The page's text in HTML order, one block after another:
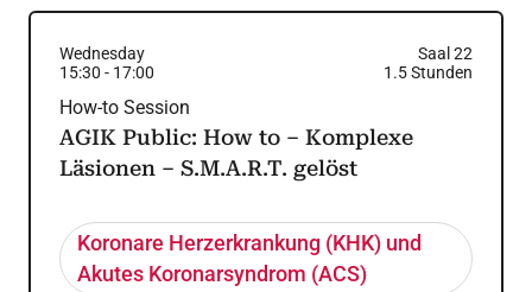
Wednesday
Saal 22
15:30 - 17:00 1.5Stunden
How-to Session
AGIK Public: How to – Komplexe
Läsionen – S.M.A.R.T. gelöst
Koronare Herzerkrankung (KHK) und
Akutes Koronarsyndrom (ACS)